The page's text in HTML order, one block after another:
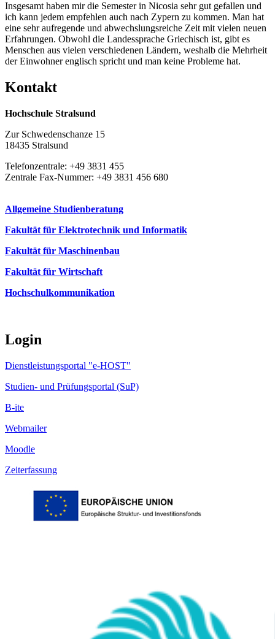
Insgesamt haben mir die Semester in Nicosia sehr gut gefallen und
ich kann jedem empfehlen auch nach Zypern zu kommen. Man hat
eine sehr aufregende und abwechslungsreiche Zeit mit vielen neuen
Erfahrungen. Obwohl die Landessprache Griechisch ist, gibt es
Menschen aus vielen verschiedenen Ländern, weshalb die Mehrheit
der Einwohner englisch spricht und man keine Probleme hat.
Kon­takt
Hochschule Stralsund
Zur Schwedenschanze 15
18435 Stralsund
Telefonzentrale: +49 3831 455
Zentrale Fax-Nummer: +49 3831 456 680
Allgemeine Studienberatung
Fakultät für Elektrotechnik und Informatik
Fakultät für Maschinenbau
Fakultät für Wirtschaft
Hochschulkommunikation
Login
Dienstleistungsportal "e-HOST"
Studien- und Prüfungsportal (SuP)
B-ite
Webmailer
Moodle
Zeiterfassung